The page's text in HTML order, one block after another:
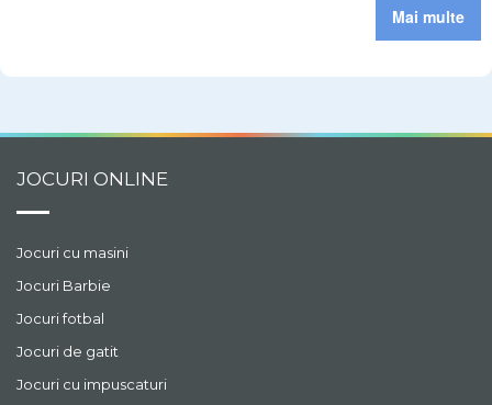
Mai multe
JOCURI ONLINE
Jocuri cu masini
Jocuri Barbie
Jocuri fotbal
Jocuri de gatit
Jocuri cu impuscaturi